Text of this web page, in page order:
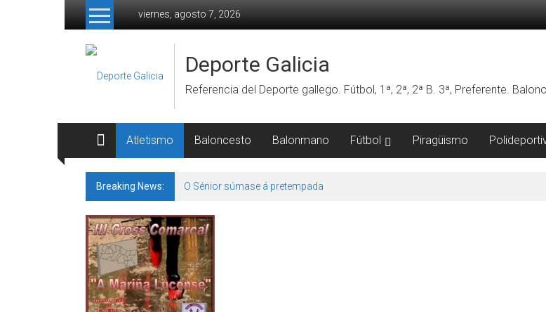
Skip to content
viernes, agosto 7, 2026
Deporte Galicia
Referencia del Deporte gallego. Fútbol, 1ª, 2ª, 2ª B. 3ª, Preferente.
Atletismo Baloncesto Balonmano Fútbol Piragüismo
Breaking News: O Sénior súmase á pretempada